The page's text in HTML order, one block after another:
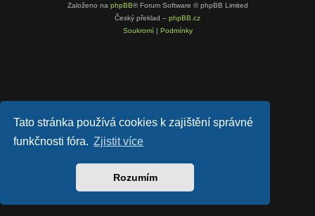
Tato stránka používá cookies k zajištění správné
funkčnosti fóra. Zjistit více
Rozumím
Založeno na phpBB® Forum Software © phpBB Limited
Český překlad – phpBB.cz
Soukromí| Podmínky